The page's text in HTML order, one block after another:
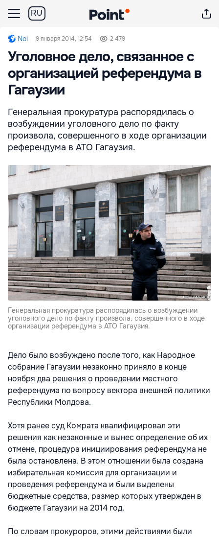
RU
Noi 9 января 2014, 12:54 2 479
Уголовное дело, связанное с
организацией референдума в
Гагаузии
Генеральная прокуратура распорядилась о
возбуждении уголовного дело по факту
произвола, совершенного в ходе организации
референдума в АТО Гагаузия.
Генеральная прокуратура распорядилась о возбуждении
уголовного дело по факту произвола, совершенного в ходе
организации референдума в АТО Гагаузия.
Дело было возбуждено после того, как Народное
собрание Гагаузии незаконно приняло в конце
ноября два решения о проведении местного
референдума по вопросу вектора внешней политики
Республики Молдова.
Хотя ранее суд Комрата квалифицировал эти
решения как незаконные и вынес определение об их
отмене, процедура инициирования референдума не
была остановлена. В этом отношении была создана
избирательная комиссия для организации и
проведения референдума и были выделены
бюджетные средства, размер которых утвержден в
бюджете Гагаузии на 2014 год.
По словам прокуроров, этими действиями были